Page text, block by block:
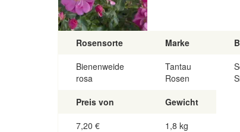
Rosensorte Marke
Bienenweide
rosa
Tantau
Rosen
Preis von
Gewicht
7,20 € 1,8 kg